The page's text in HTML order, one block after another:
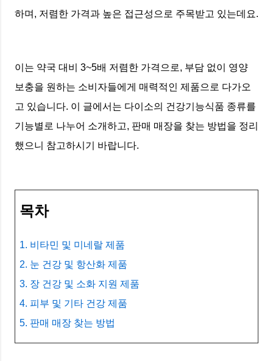
하며, 저렴한 가격과 높은 접근성으로 주목받고 있는데요.
이는 약국 대비 3~5배 저렴한 가격으로, 부담 없이 영양
보충을 원하는 소비자들에게 매력적인 제품으로 다가오
고 있습니다. 이 글에서는 다이소의 건강기능식품 종류를
기능별로 나누어 소개하고, 판매 매장을 찾는 방법을 정리
했으니 참고하시기 바랍니다.
목차
1. 비타민 및 미네랄 제품
2. 눈 건강 및 항산화 제품
3. 장 건강 및 소화 지원 제품
4. 피부 및 기타 건강 제품
5. 판매 매장 찾는 방법